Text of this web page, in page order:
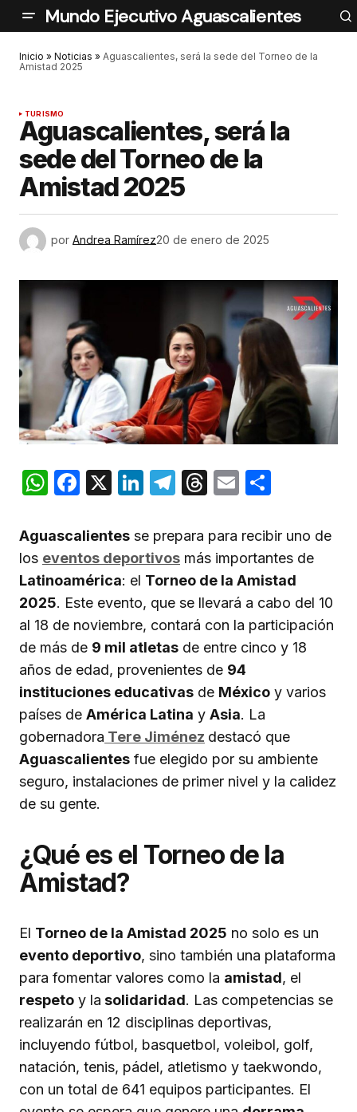
Mundo Ejecutivo Aguascalientes
Inicio » Noticias » Aguascalientes, será la sede del Torneo de la
Amistad 2025
TURISMO
Aguascalientes, será la
sede del Torneo de la
Amistad 2025
por Andrea Ramírez20 de enero de 2025
WhatsApp
Facebook
X LinkedIn
Telegram
Threads
Email
Aguascalientes se prepara para recibir uno de
los eventos deportivos más importantes de
Latinoamérica: el Torneo de la Amistad
2025. Este evento, que se llevará a cabo del 10
al 18 de noviembre, contará con la participación
de más de 9 mil atletas de entre cinco y 18
años de edad, provenientes de 94
instituciones educativas de México y varios
países de América Latina y Asia. La
gobernadora Tere Jiménez destacó que
Aguascalientes fue elegido por su ambiente
seguro, instalaciones de primer nivel y la calidez
de su gente.
¿Qué es el Torneo de la
Amistad?
El Torneo de la Amistad 2025 no solo es un
evento deportivo, sino también una plataforma
para fomentar valores como la amistad, el
respeto y la solidaridad. Las competencias se
realizarán en 12 disciplinas deportivas,
incluyendo fútbol, basquetbol, voleibol, golf,
natación, tenis, pádel, atletismo y taekwondo,
con un total de 641 equipos participantes. El